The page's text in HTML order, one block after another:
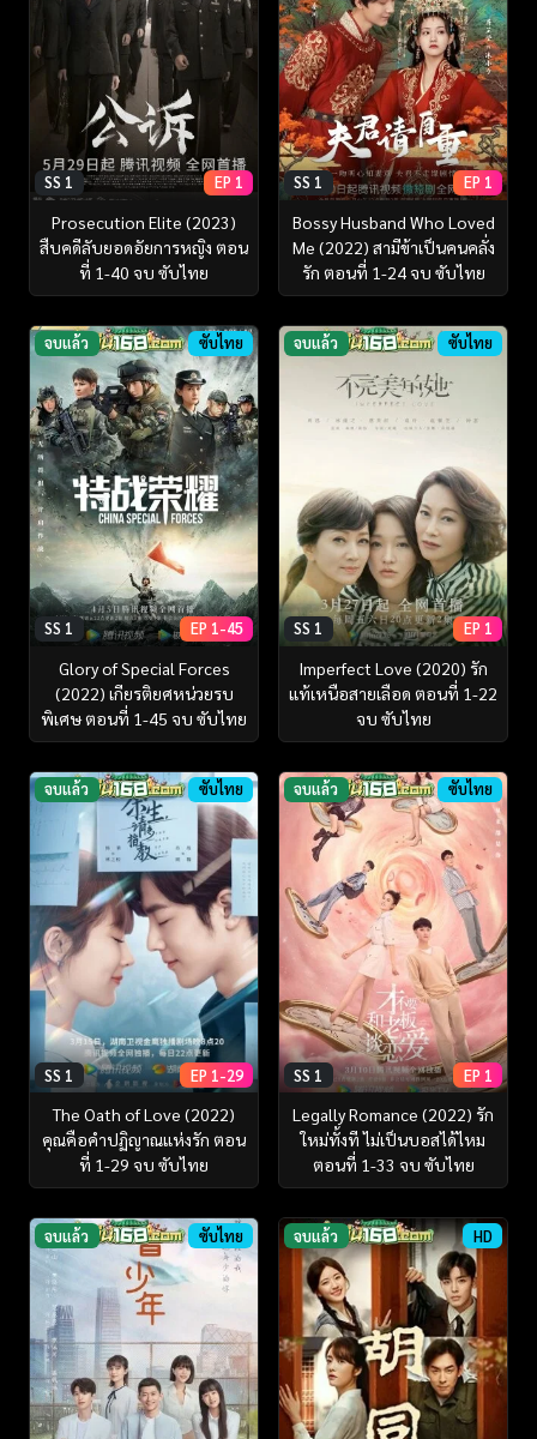
SS 1 EP 1
Prosecution Elite (2023)
สืบคดีลับยอดอัยการหญิง ตอน
ที่ 1-40 จบ ซับไทย
SS 1 EP 1
Bossy Husband Who Loved
Me (2022) สามีข้าเป็นคนคลั่ง
รัก ตอนที่ 1-24 จบ ซับไทย
จบแล้ว ซับไทย
SS 1 EP 1-45
Glory of Special Forces
(2022) เกียรติยศหน่วยรบ
พิเศษ ตอนที่ 1-45 จบ ซับไทย
จบแล้ว ซับไทย
SS 1 EP 1
Imperfect Love (2020) รัก
แท้เหนือสายเลือด ตอนที่ 1-22
จบ ซับไทย
จบแล้ว ซับไทย
SS 1 EP 1-29
The Oath of Love (2022)
คุณคือคำปฏิญาณแห่งรัก ตอน
ที่ 1-29 จบ ซับไทย
จบแล้ว ซับไทย
SS 1 EP 1
Legally Romance (2022) รัก
ใหม่ทั้งที ไม่เป็นบอสได้ไหม
ตอนที่ 1-33 จบ ซับไทย
จบแล้ว ซับไทย จบแล้ว HD